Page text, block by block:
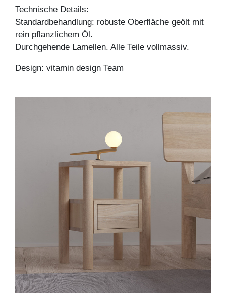
Technische Details:
Standardbehandlung: robuste Oberfläche geölt mit
rein pflanzlichem Öl.
Durchgehende Lamellen. Alle Teile vollmassiv.
Design: vitamin design Team